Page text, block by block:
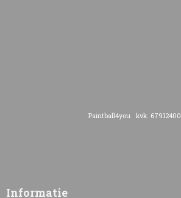
Paintball4you kvk. 67912400
Informatie